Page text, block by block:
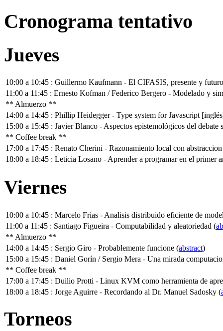
Cronograma tentativo
Jueves
10:00 a 10:45 : Guillermo Kaufmann - El CIFASIS, presente y
11:00 a 11:45 : Ernesto Kofman / Federico Bergero - Modelado y
** Almuerzo **
14:00 a 14:45 : Phillip Heidegger - Type system for Javascript
15:00 a 15:45 : Javier Blanco - Aspectos epistemológicos del
** Coffee break **
17:00 a 17:45 : Renato Cherini - Razonamiento local con
18:00 a 18:45 : Leticia Losano - Aprender a programar en el primer
Viernes
10:00 a 10:45 : Marcelo Frías - Analisis distribuido eficiente de
11:00 a 11:45 : Santiago Figueira - Computabilidad y aleatoriedad (
** Almuerzo **
14:00 a 14:45 : Sergio Giro - Probablemente funcione (abstract)
15:00 a 15:45 : Daniel Gorín / Sergio Mera - Una mirada
** Coffee break **
17:00 a 17:45 : Duilio Protti - Linux KVM como herramienta de
18:00 a 18:45 : Jorge Aguirre - Recordando al Dr. Manuel Sadosky (
Torneos